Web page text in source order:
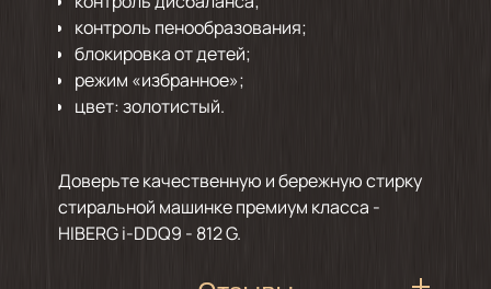
контроль пенообразования;
блокировка от детей;
режим «избранное»;
цвет: золотистый.
Доверьте качественную и бережную стирку
стиральной машинке премиум класса -
HIBERG i-DDQ9 - 812 G.